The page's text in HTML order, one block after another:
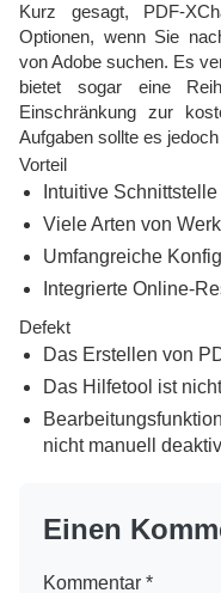
Kurz gesagt, PDF-
Optionen, wenn Sie
von Adobe suchen. Es
bietet sogar eine
Einschränkung zur
Aufgaben sollte es
Vorteil
Intuitive Schnittstelle
Viele Arten von
Umfangreiche
Integrierte Online-
Defekt
Das Erstellen von
Das Hilfetool ist
nicht manuell
Einen
Kommentar *